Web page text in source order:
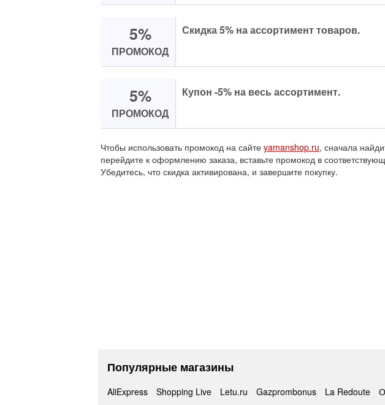
5%
ПРОМОКОД
Скидка 5% на ассортимент товаров.
5%
ПРОМОКОД
Купон -5% на весь ассортимент.
Чтобы использовать промокод на сайте yamanshop.ru, сначала
перейдите к оформлению заказа, вставьте промокод в
Убедитесь, что скидка активирована, и завершите покупку.
Популярные магазины
AliExpress Shopping Live Letu.ru Gazprombonus La Redoute